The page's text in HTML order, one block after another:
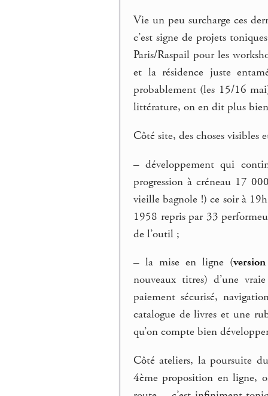
Vie un peu surcharge ces
c’est signe de projets
Paris/Raspail pour les
et la résidence juste
probablement (les 15/16
littérature, on en dit plus
Côté site, des choses visibles
– développement qui
progression à créneau 17
vieille bagnole !) ce soir à
1958 repris par 33
de l’outil ;
– la mise en ligne (
nouveaux titres) d’une
paiement sécurisé,
catalogue de livres et une
qu’on compte bien
Côté ateliers, la poursuite
4ème proposition en ligne,